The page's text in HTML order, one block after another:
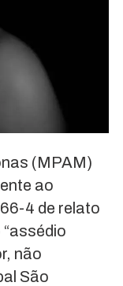
(MPAM)
ao
4 de relato
não
São